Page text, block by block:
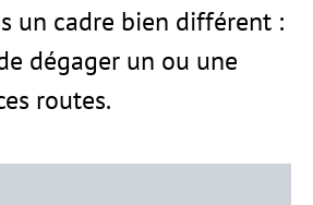
un cadre bien différent :
dégager un ou une
routes.